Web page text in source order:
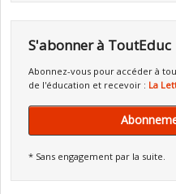
S'abonner à ToutEduc
Abonnez-vous pour accéder à
de l'éducation et recevoir : La
* Sans engagement par la suite.